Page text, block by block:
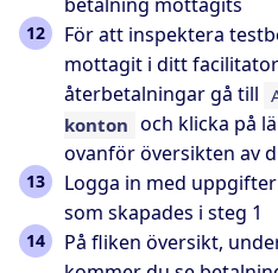
För att inspektera
mottagit i ditt
återbetalningar gå till
konton och klicka på
ovanför översikten av
Logga in med
som skapades i steg 1
På fliken översikt,